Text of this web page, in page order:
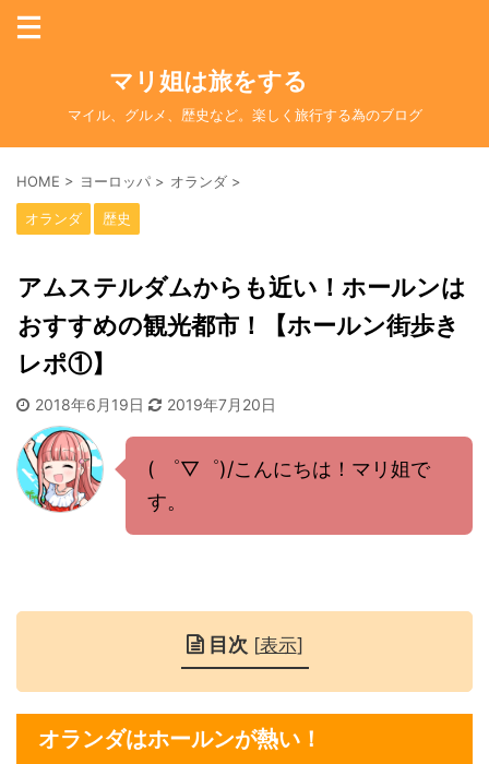
マリ姐は旅をする
マイル、グルメ、歴史など。楽しく旅行する為のブログ
HOME > ヨーロッパ > オランダ >
オランダ 歴史
アムステルダムからも近い！ホールンは
おすすめの観光都市！【ホールン街歩き
レポ①】
2018年6月19日 2019年7月20日
( ゜▽゜)/こんにちは！マリ姐で
す。
目次 [表示]
オランダはホールンが熱い！